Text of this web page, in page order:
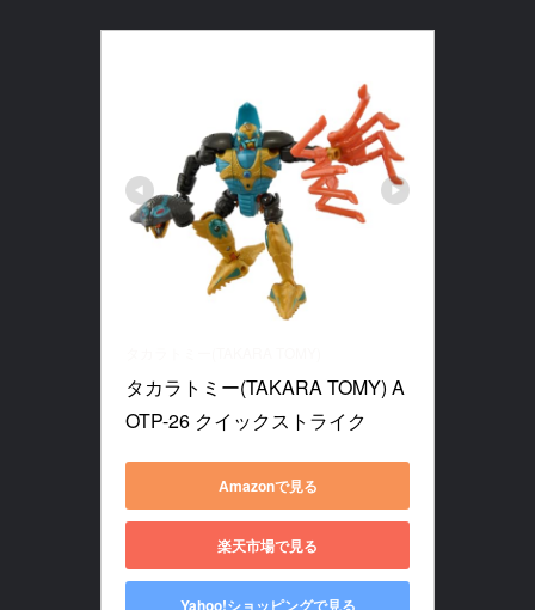
タカラトミー(TAKARA TOMY) A
OTP-26 クイックストライク
Amazonで見る
楽天市場で見る
Yahoo!ショッピングで見る